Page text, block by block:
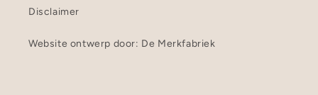
Disclaimer
Website ontwerp door: De Merkfabriek